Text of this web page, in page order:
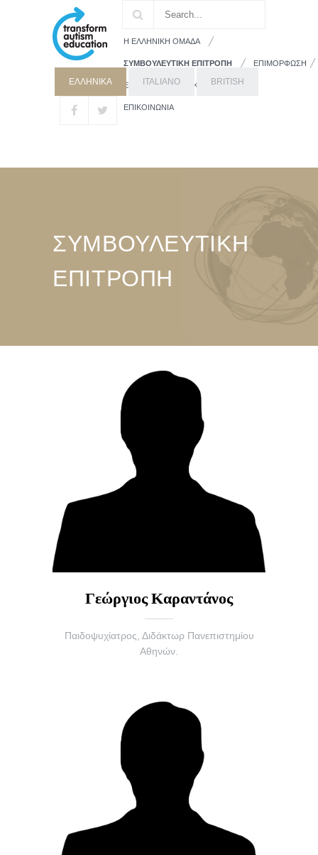
ΕΛΛΗΝΙΚΑ ITALIANO BRITISH
Η ΕΛΛΗΝΙΚΗ ΟΜΑΔΑ
ΣΥΜΒΟΥΛΕΥΤΙΚΗ ΕΠΙΤΡΟΠΗ ΕΠΙΜΟΡΦΩΣΗ
ΕΚΠΑΙΔΕΥΤΙΚΟ ΥΛΙΚΟ ΓΟΝΕΙΣ
ΕΠΙΚΟΙΝΩΝΙΑ
ΣΥΜΒΟΥΛΕΥΤΙΚΗ
ΕΠΙΤΡΟΠΗ
Γεώργιος Καραντάνος
Παιδοψυχίατρος, Διδάκτωρ Πανεπιστημίου
Αθηνών.